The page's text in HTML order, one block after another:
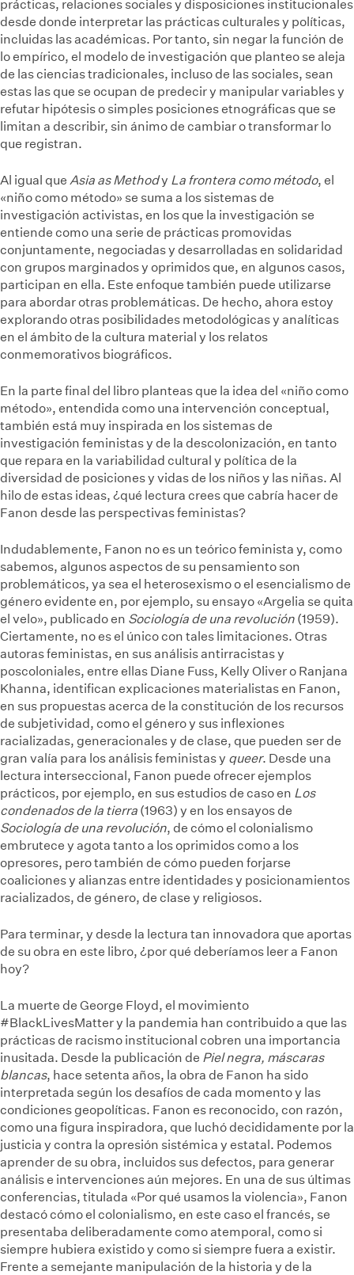
prácticas, relaciones sociales y disposiciones institucionales
desde donde interpretar las prácticas culturales y políticas,
incluidas las académicas. Por tanto, sin negar la función de
lo empírico, el modelo de investigación que planteo se aleja
de las ciencias tradicionales, incluso de las sociales, sean
estas las que se ocupan de predecir y manipular variables y
refutar hipótesis o simples posiciones etnográficas que se
limitan a describir, sin ánimo de cambiar o transformar lo
que registran.
Al igual que Asia as Methody La frontera como método, el
«niño como método» se suma a los sistemas de
investigación activistas, en los que la investigación se
entiende como una serie de prácticas promovidas
conjuntamente, negociadas y desarrolladas en solidaridad
con grupos marginados y oprimidos que, en algunos casos,
participan en ella. Este enfoque también puede utilizarse
para abordar otras problemáticas. De hecho, ahora estoy
explorando otras posibilidades metodológicas y analíticas
en el ámbito de la cultura material y los relatos
conmemorativos biográficos.
En la parte final del libro planteas que la idea del «niño como
método», entendida como una intervención conceptual,
también está muy inspirada en los sistemas de
investigación feministas y de la descolonización, en tanto
que repara en la variabilidad cultural y política de la
diversidad de posiciones y vidas de los niños y las niñas. Al
hilo de estas ideas, ¿qué lectura crees que cabría hacer de
Fanon desde las perspectivas feministas?
Indudablemente, Fanon no es un teórico feminista y, como
sabemos, algunos aspectos de su pensamiento son
problemáticos, ya sea el heterosexismo o el esencialismo de
género evidente en, por ejemplo, su ensayo «Argelia se quita
el velo», publicado en Sociología de una revolución (1959).
Ciertamente, no es el único con tales limitaciones. Otras
autoras feministas, en sus análisis antirracistas y
poscoloniales, entre ellas Diane Fuss, Kelly Oliver o Ranjana
Khanna, identifican explicaciones materialistas en Fanon,
en sus propuestas acerca de la constitución de los recursos
de subjetividad, como el género y sus inflexiones
racializadas, generacionales y de clase, que pueden ser de
gran valía para los análisis feministas y queer. Desde una
lectura interseccional, Fanon puede ofrecer ejemplos
prácticos, por ejemplo, en sus estudios de caso en Los
condenados de la tierra (1963) y en los ensayos de
Sociología de una revolución, de cómo el colonialismo
embrutece y agota tanto a los oprimidos como a los
opresores, pero también de cómo pueden forjarse
coaliciones y alianzas entre identidades y posicionamientos
racializados, de género, de clase y religiosos.
Para terminar, y desde la lectura tan innovadora que aportas
de su obra en este libro, ¿por qué deberíamos leer a Fanon
hoy?
La muerte de George Floyd, el movimiento
#BlackLivesMatter y la pandemia han contribuido a que las
prácticas de racismo institucional cobren una importancia
inusitada. Desde la publicación de Piel negra, máscaras
blancas, hace setenta años, la obra de Fanon ha sido
interpretada según los desafíos de cada momento y las
condiciones geopolíticas. Fanon es reconocido, con razón,
como una figura inspiradora, que luchó decididamente por la
justicia y contra la opresión sistémica y estatal. Podemos
aprender de su obra, incluidos sus defectos, para generar
análisis e intervenciones aún mejores. En una de sus últimas
conferencias, titulada «Por qué usamos la violencia», Fanon
destacó cómo el colonialismo, en este caso el francés, se
presentaba deliberadamente como atemporal, como si
siempre hubiera existido y como si siempre fuera a existir.
Frente a semejante manipulación de la historia y de la